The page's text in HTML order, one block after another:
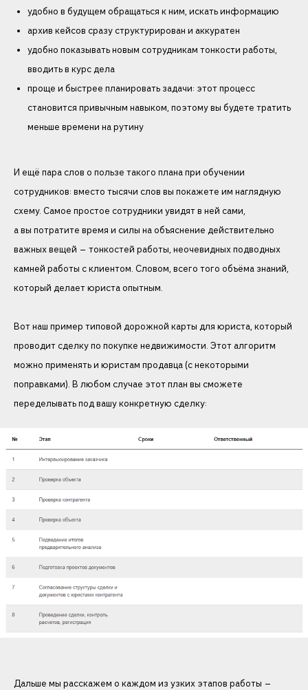
удобно в будущем обращаться к ним, искать информацию
архив кейсов сразу структурирован и аккуратен
удобно показывать новым сотрудникам тонкости работы,
вводить в курс дела
проще и быстрее планировать задачи: этот процесс
становится привычным навыком, поэтому вы будете тратить
меньше времени на рутину
И ещё пара слов о пользе такого плана при обучении
сотрудников: вместо тысячи слов вы покажете им наглядную
схему. Самое простое сотрудники увидят в ней сами,
а вы потратите время и силы на объяснение действительно
важных вещей — тонкостей работы, неочевидных подводных
камней работы с клиентом. Словом, всего того объёма знаний,
который делает юриста опытным.
Вот наш пример типовой дорожной карты для юриста, который
проводит сделку по покупке недвижимости. Этот алгоритм
можно применять и юристам продавца (с некоторыми
поправками). В любом случае этот план вы сможете
переделывать под вашу конкретную сделку:
Дальше мы расскажем о каждом из узких этапов работы —